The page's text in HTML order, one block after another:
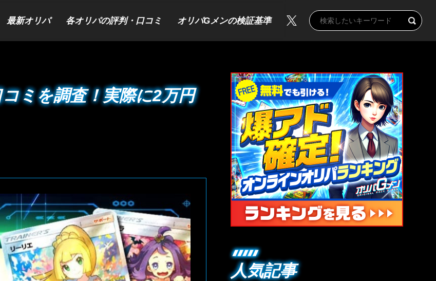
最新オリパ 各オリパの評判・口コミ オリパGメンの検証基準
ミを調査！実際に2万円
人気記事